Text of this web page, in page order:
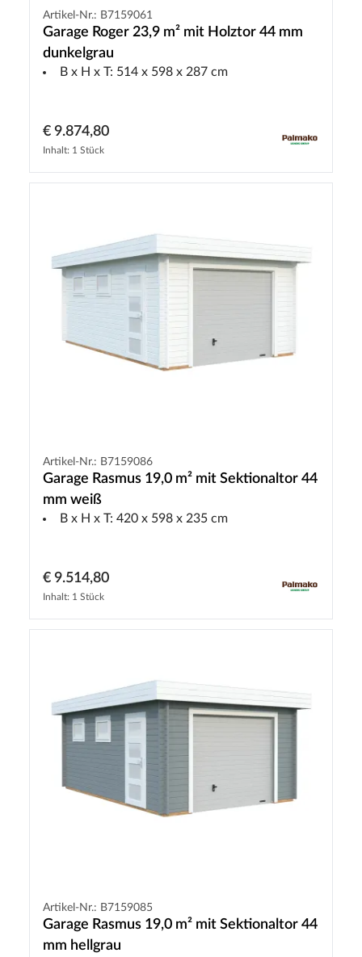
Artikel-Nr.: B7159061
Garage Roger 23,9 m² mit Holztor 44 mm
dunkelgrau
B x H x T: 514 x 598 x 287 cm
€ 9.874,80
Inhalt: 1 Stück
Artikel-Nr.: B7159086
Garage Rasmus 19,0 m² mit Sektionaltor 44
mm weiß
B x H x T: 420 x 598 x 235 cm
€ 9.514,80
Inhalt: 1 Stück
Artikel-Nr.: B7159085
Garage Rasmus 19,0 m² mit Sektionaltor 44
mm hellgrau